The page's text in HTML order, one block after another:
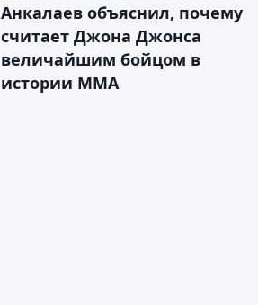
Анкалаев объяснил, почему
считает Джона Джонса
величайшим бойцом в
истории ММА